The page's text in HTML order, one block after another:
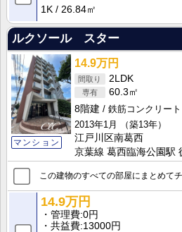
1K
26.84㎡
ルクソール スター
マンション
14.9万円
2LDK
60.3㎡
8階建
鉄筋コンクリート
2013年1月
（築13年）
江戸川区南葛西
京葉線 葛西臨海公園駅
この建物のすべての部屋にまとめて
14.9万円
管理費 0円
共益費 13000円